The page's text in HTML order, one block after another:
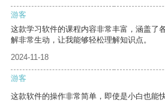
游客
这款学习软件的课程内容非常丰富，涵盖了
解非常生动，让我能够轻松理解知识点。
2024-11-18
游客
这款软件的操作非常简单，即使是小白也能